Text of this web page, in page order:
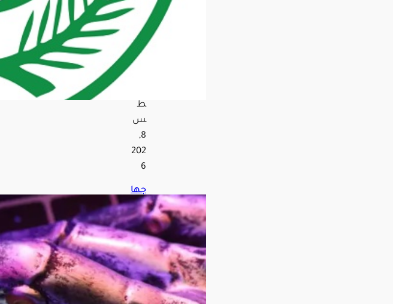
خلا
ل
أسب
وع
ط
س
8,
202
6
جها
ز
الذك
اء
الا
ص
طنا
عي
من
“أوب